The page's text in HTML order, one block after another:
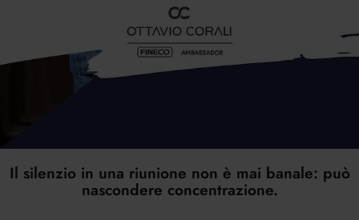
Il silenzio in una riunione non è mai banale: può
nascondere concentrazione.